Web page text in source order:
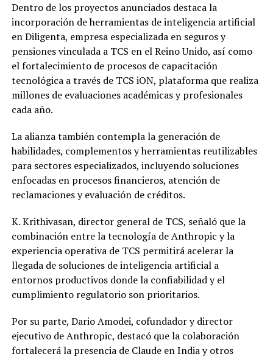
Dentro de los proyectos anunciados destaca la
incorporación de herramientas de inteligencia artificial
en Diligenta, empresa especializada en seguros y
pensiones vinculada a TCS en el Reino Unido, así como
el fortalecimiento de procesos de capacitación
tecnológica a través de TCS iON, plataforma que realiza
millones de evaluaciones académicas y profesionales
cada año.
La alianza también contempla la generación de
habilidades, complementos y herramientas reutilizables
para sectores especializados, incluyendo soluciones
enfocadas en procesos financieros, atención de
reclamaciones y evaluación de créditos.
K. Krithivasan, director general de TCS, señaló que la
combinación entre la tecnología de Anthropic y la
experiencia operativa de TCS permitirá acelerar la
llegada de soluciones de inteligencia artificial a
entornos productivos donde la confiabilidad y el
cumplimiento regulatorio son prioritarios.
Por su parte, Dario Amodei, cofundador y director
ejecutivo de Anthropic, destacó que la colaboración
fortalecerá la presencia de Claude en India y otros